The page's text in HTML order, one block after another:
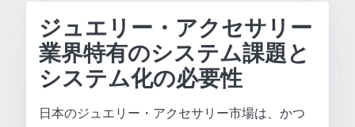
ジュエリー・アクセサリー
業界特有のシステム課題と
システム化の必要性
日本のジュエリー・アクセサリー市場は、かつ